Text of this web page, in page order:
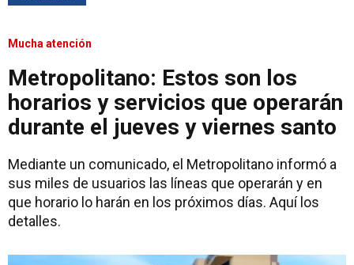
Mucha atención
Metropolitano: Estos son los
horarios y servicios que operarán
durante el jueves y viernes santo
Mediante un comunicado, el Metropolitano informó a
sus miles de usuarios las líneas que operarán y en
que horario lo harán en los próximos días. Aquí los
detalles.